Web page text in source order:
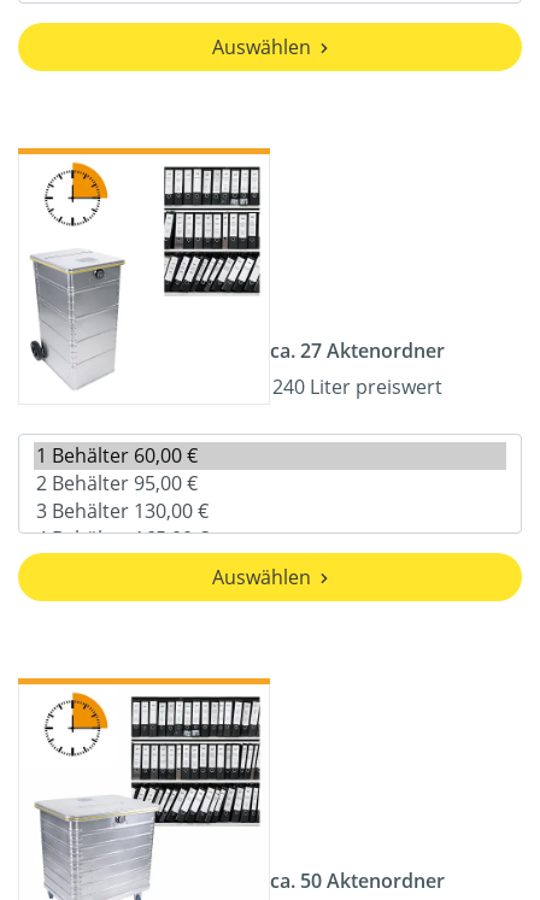
Auswählen
ca. 27 Aktenordner
240 Liter preiswert
Auswählen
ca. 50 Aktenordner